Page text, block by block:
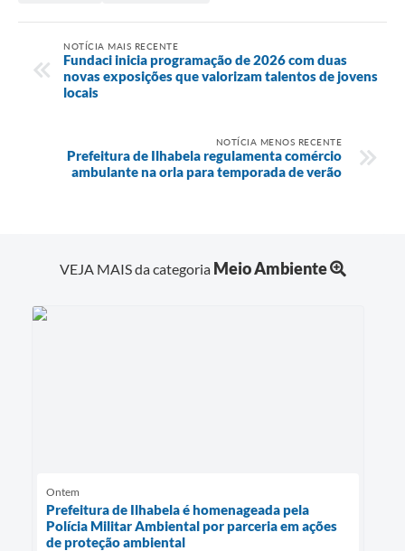
NOTÍCIA MAIS RECENTE
Fundaci inicia programação de 2026 com duas
novas exposições que valorizam talentos de jovens
locais
NOTÍCIA MENOS RECENTE
Prefeitura de Ilhabela regulamenta comércio
ambulante na orla para temporada de verão
VEJA MAIS da categoria Meio Ambiente
Ontem
Prefeitura de Ilhabela é homenageada pela
Polícia Militar Ambiental por parceria em ações
de proteção ambiental